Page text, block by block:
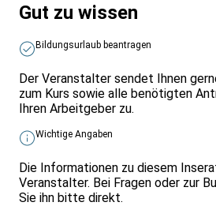
Gut zu wissen
Bildungsurlaub beantragen
Der Veranstalter sendet Ihnen
zum Kurs sowie alle benötigten
Ihren Arbeitgeber zu.
Wichtige Angaben
Die Informationen zu diesem
Veranstalter. Bei Fragen oder zur
Sie ihn bitte direkt.